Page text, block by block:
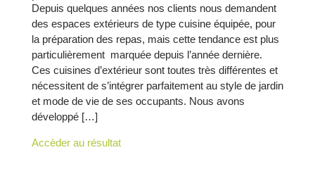
Depuis quelques années nos clients nous demandent
des espaces extérieurs de type cuisine équipée, pour
la préparation des repas, mais cette tendance est plus
particulièrement marquée depuis l’année dernière.
Ces cuisines d’extérieur sont toutes très différentes et
nécessitent de s’intégrer parfaitement au style de jardin
et mode de vie de ses occupants. Nous avons
développé […]
Accèder au résultat